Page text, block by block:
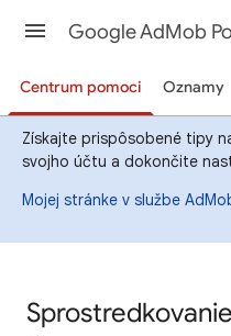
Google AdMob
Centrum pomoci Oznamy
Získajte prispôsobené tipy
svojho účtu a dokončite
Mojej stránke v službe
Sprostredkovanie